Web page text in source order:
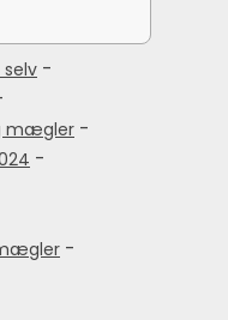
-
mægler -
-
-